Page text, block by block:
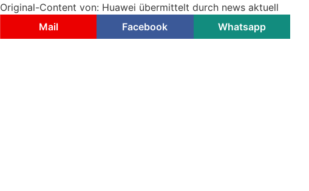
Original-Content von: Huawei übermittelt durch news aktuell
Mail
Facebook Whatsapp